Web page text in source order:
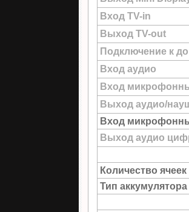
Вход TV-in
Выход TV-out
Подключение к
Вход аудио
Вход
Выход аудио/
Вход
Выход аудио
Количество
Тип аккумулятора